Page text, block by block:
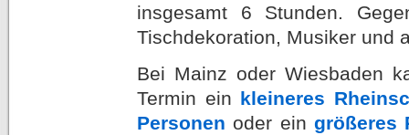
insgesamt 6 Stunden.
Tischdekoration, Musiker und
Bei Mainz oder Wiesbaden
Termin ein kleineres
Personen oder ein größeres